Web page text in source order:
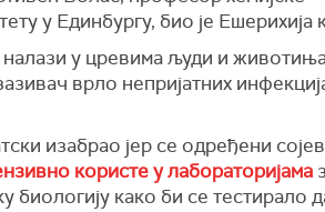
у Единбургу, био је Ешерихија
налази у цревима људи и
врло непријатних
изабрао јер се одређени
користе у лабораторијама
биологију како би се тестирало